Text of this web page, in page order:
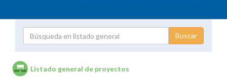
Listado general de proyectos